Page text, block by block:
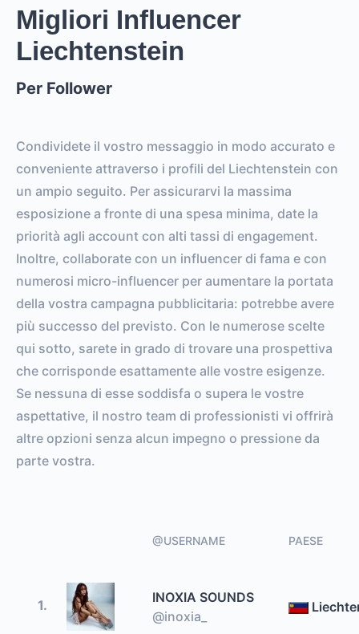
Migliori Influencer
Liechtenstein
Per Follower
Condividete il vostro messaggio in modo accurato e
conveniente attraverso i profili del Liechtenstein con
un ampio seguito. Per assicurarvi la massima
esposizione a fronte di una spesa minima, date la
priorità agli account con alti tassi di engagement.
Inoltre, collaborate con un influencer di fama e con
numerosi micro-influencer per aumentare la portata
della vostra campagna pubblicitaria: potrebbe avere
più successo del previsto. Con le numerose scelte
qui sotto, sarete in grado di trovare una prospettiva
che corrisponde esattamente alle vostre esigenze.
Se nessuna di esse soddisfa o supera le vostre
aspettative, il nostro team di professionisti vi offrirà
altre opzioni senza alcun impegno o pressione da
parte vostra.
@USERNAME PAESE
1.
INOXIA SOUNDS
@inoxia_